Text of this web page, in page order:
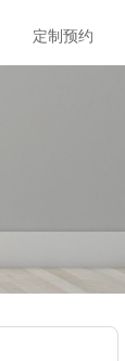
定制预约